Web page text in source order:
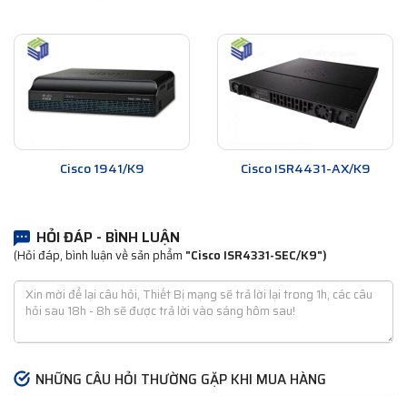
Cisco 1941/K9 Cisco ISR4431-AX/K9
HỎI ĐÁP - BÌNH LUẬN
(Hỏi đáp, bình luận về sản phẩm "Cisco ISR4331-SEC/K9")
NHỮNG CÂU HỎI THƯỜNG GẶP KHI MUA HÀNG